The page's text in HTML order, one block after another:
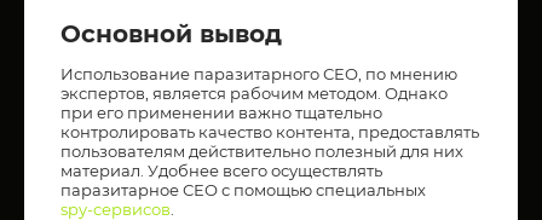
Основной вывод
Использование паразитарного СЕО, по мнению
экспертов, является рабочим методом. Однако
при его применении важно тщательно
контролировать качество контента, предоставлять
пользователям действительно полезный для них
материал. Удобнее всего осуществлять
паразитарное СЕО с помощью специальных
spy-сервисов